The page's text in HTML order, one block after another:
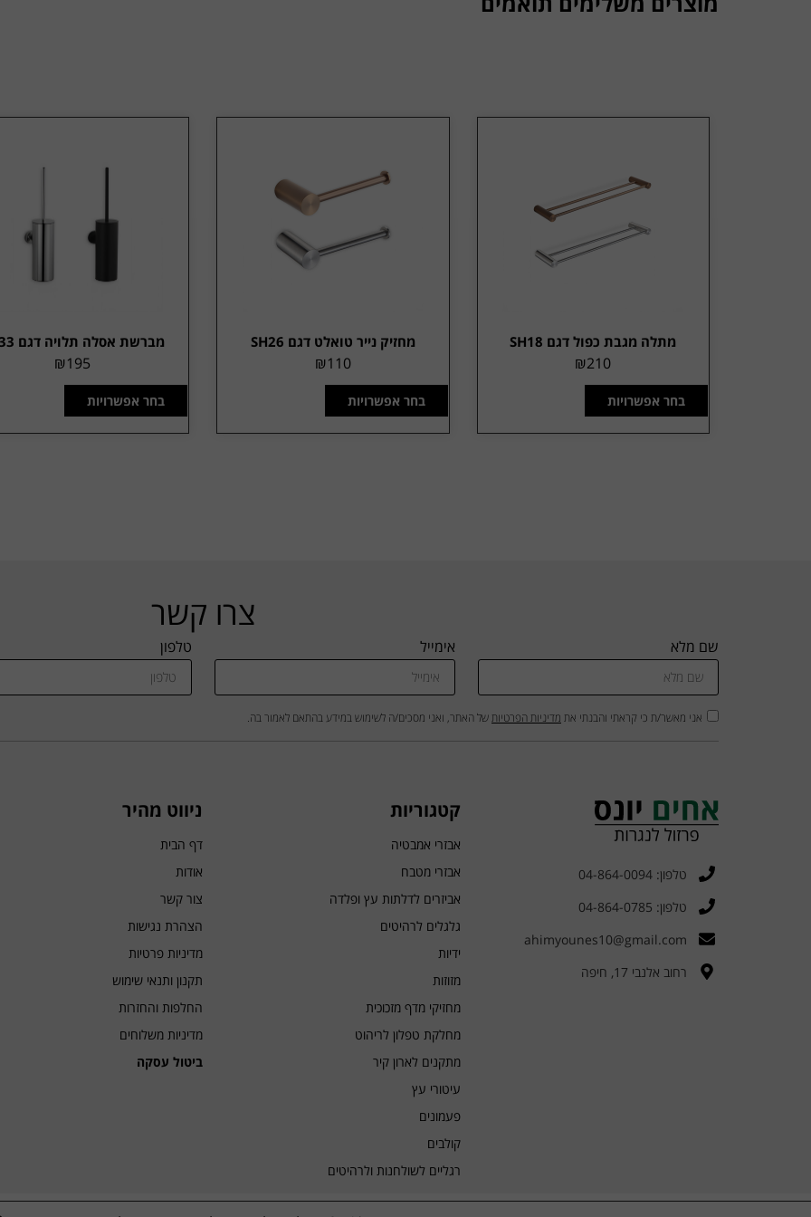
מתלה מגבת כפול דגם SH18
₪210
בחר אפשרויות
מחזיק נייר טואלט דגם SH26
₪110
בחר אפשרויות
מברשת אסלה תלויה דגם SH33
₪195
בחר אפשרויות
צרו קשר
שם מלא אימייל טלפון
אני מאשר/ת כי קראתי והבנתי את מדיניות הפרטיותשל האתר, ואני מסכים/ה לשימוש במידע בהתאם לאמור בה.
טלפון: 04-864-0094
טלפון: 04-864-0785
ahimyounes10@gmail.com
רחוב אלנבי 17, חיפה
קטגוריות
אבזרי אמבטיה
אבזרי מטבח
אביזרים לדלתות עץ ופלדה
גלגלים לרהיטים
ידיות
מזוזות
מחזיקי מדף מזכוכית
מחלקת טפלון לריהוט
מתקנים לארון קיר
עיטורי עץ
פעמונים
קולבים
רגליים לשולחנות ולרהיטים
ניווט מהיר
דף הבית
אודות
צור קשר
הצהרת נגישות
מדיניות פרטיות
תקנון ותנאי שימוש
החלפות והחזרות
מדיניות משלוחים
ביטול עסקה